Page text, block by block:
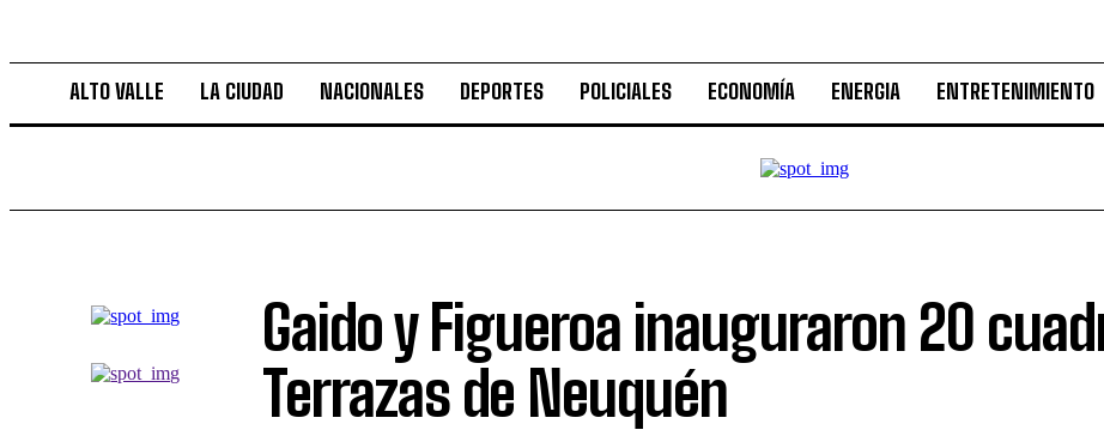
ALTO VALLE LA CIUDAD NACIONALES DEPORTES POLICIALES ECONOMÍA ENERGIA ENTRETENIMIENTO
Gaido y Figueroa inauguraron 20
Terrazas de Neuquén